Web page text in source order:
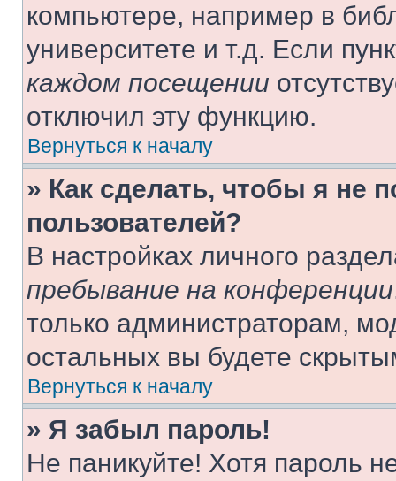
компьютере, например в
университете и т.д. Если
каждом посещении
отключил эту функцию.
Вернуться к началу
» Как сделать, чтобы я не
пользователей?
В настройках личного
пребывание на конференции
только администраторам,
остальных вы будете
Вернуться к началу
» Я забыл пароль!
Не паникуйте! Хотя пароль